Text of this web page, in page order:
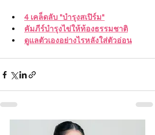
4 เคล็ดลับ "บำรุงสเปิร์ม"
คัมภีร์บำรุงไข่ให้ท้องธรรมชาติ
ดูแลตัวเองอย่างไรหลังใส่ตัวอ่อน